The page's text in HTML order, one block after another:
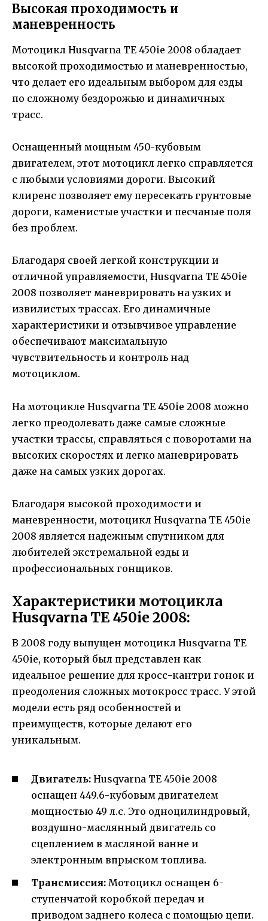
Высокая проходимость и
маневренность
Мотоцикл Husqvarna TE 450ie 2008 обладает
высокой проходимостью и маневренностью,
что делает его идеальным выбором для езды
по сложному бездорожью и динамичных
трасс.
Оснащенный мощным 450-кубовым
двигателем, этот мотоцикл легко справляется
с любыми условиями дороги. Высокий
клиренс позволяет ему пересекать грунтовые
дороги, каменистые участки и песчаные поля
без проблем.
Благодаря своей легкой конструкции и
отличной управляемости, Husqvarna TE 450ie
2008 позволяет маневрировать на узких и
извилистых трассах. Его динамичные
характеристики и отзывчивое управление
обеспечивают максимальную
чувствительность и контроль над
мотоциклом.
На мотоцикле Husqvarna TE 450ie 2008 можно
легко преодолевать даже самые сложные
участки трассы, справляться с поворотами на
высоких скоростях и легко маневрировать
даже на самых узких дорогах.
Благодаря высокой проходимости и
маневренности, мотоцикл Husqvarna TE 450ie
2008 является надежным спутником для
любителей экстремальной езды и
профессиональных гонщиков.
Характеристики мотоцикла
Husqvarna TE 450ie 2008:
В 2008 году выпущен мотоцикл Husqvarna TE
450ie, который был представлен как
идеальное решение для кросс-кантри гонок и
преодоления сложных мотокросс трасс. У этой
модели есть ряд особенностей и
преимуществ, которые делают его
уникальным.
Двигатель: Husqvarna TE 450ie 2008
оснащен 449.6-кубовым двигателем
мощностью 49 л.с. Это одноцилиндровый,
воздушно-маслянный двигатель со
сцеплением в масляной ванне и
электронным впрыском топлива.
Трансмиссия: Мотоцикл оснащен 6-
ступенчатой коробкой передач и
приводом заднего колеса с помощью цепи.